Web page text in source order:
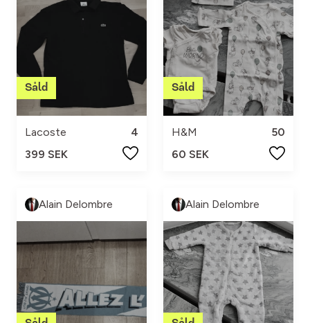
Lacoste
4
399 SEK
H&M
50
60 SEK
Alain Delombre Alain Delombre